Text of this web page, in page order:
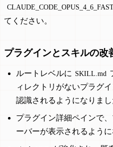
てください。
プラグインとスキルの改
ルートレベルに SKILL.md
ィレクトリがないプラグ
認識されるようになりまし
プラグイン詳細ペインで
ーバーが表示されるよう